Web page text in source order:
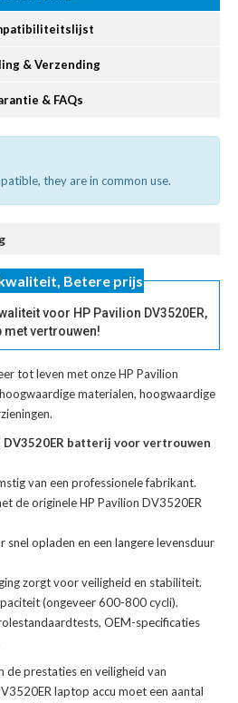
& Verzending
& FAQs
they are in common use.
Betere prijs
voor HP Pavilion DV3520ER,
met vertrouwen!
tot leven met onzeHP Pavilion
materialen, hoogwaardige
DV3520ER batterij voor vertrouwen
van een professionele fabrikant.
deoriginele HP Pavilion DV3520ER
opladen en een langere levensduur
zorgt voor veiligheid en stabiliteit.
(ongeveer 600-800 cycli).
OEM-specificaties
de prestaties en veiligheid van
laptop accu moet een aantal